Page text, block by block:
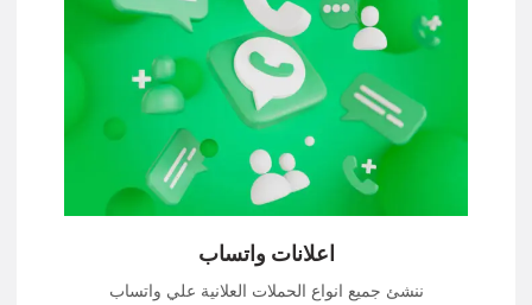
اعلانات واتساب
ننشئ جميع انواع الحملات العلانية علي واتساب